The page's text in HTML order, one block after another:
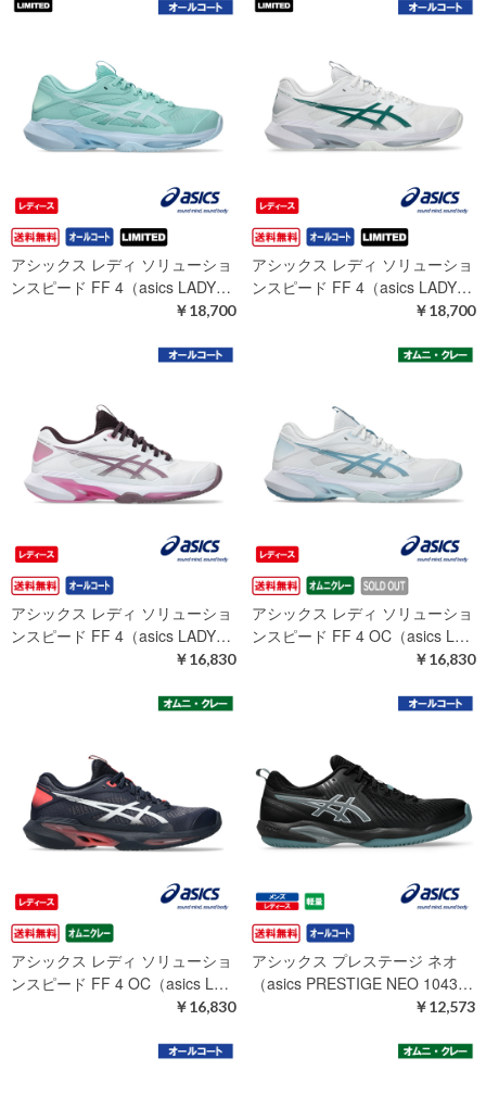
アシックス レディ ソリューショ
ンスピード FF 4（asics LADY…
￥18,700
アシックス レディ ソリューショ
ンスピード FF 4（asics LADY…
￥18,700
アシックス レディ ソリューショ
ンスピード FF 4（asics LADY…
￥16,830
アシックス レディ ソリューショ
ンスピード FF 4 OC（asics L…
￥16,830
アシックス レディ ソリューショ
ンスピード FF 4 OC（asics L…
￥16,830
アシックス プレステージ ネオ
（asics PRESTIGE NEO 1043…
￥12,573